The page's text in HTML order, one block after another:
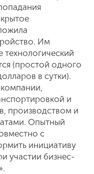
Им
технологический
(простой одного
в сутки).
и
производством и
Опытный
с
инициативу
участии бизнес-